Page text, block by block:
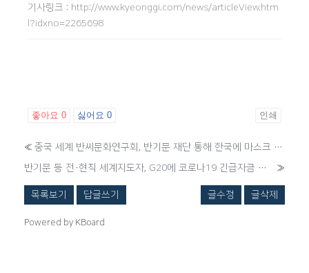
기사링크 : http://www.kyeonggi.com/news/articleView.htm
l?idxno=2265698
좋아요 0 싫어요 0 인쇄
«
중국 세계 반씨문화연구회, 반기문 재단 통해 한국에 마스크 10만장 전달
반기문 등 전·현직 세계지도자, G20에 코로나19 긴급자금 촉구
»
목록보기 답글쓰기 글수정 글삭제
Powered by KBoard